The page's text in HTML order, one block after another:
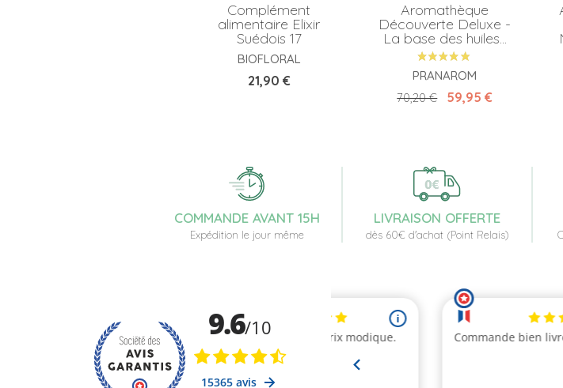
Complément
alimentaire Elixir
Suédois 17
BIOFLORAL
Prix
21,90 €
Aromathèque
Découverte Deluxe -
La base des huiles...
PRANAROM
Prix de base
70,20 € Prix
59,95 €
COMMANDE AVANT 15H
Expédition le jour même
LIVRAISON OFFERTE
dès 60€ d'achat (Point Relais)